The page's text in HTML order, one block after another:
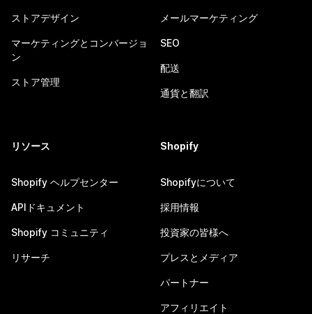
ストアデザイン
マーケティングとコンバージョ
ン
ストア管理
メールマーケティング
SEO
配送
通貨と翻訳
リソース
Shopify ヘルプセンター
APIドキュメント
Shopify コミュニティ
リサーチ
Shopify
Shopifyについて
採用情報
投資家の皆様へ
プレスとメディア
パートナー
アフィリエイト